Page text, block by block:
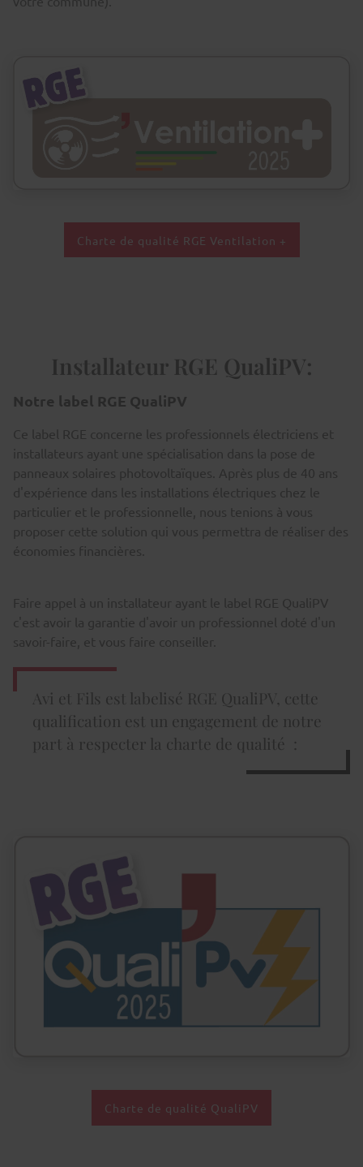
Charte de qualité RGE Ventilation +
Installateur RGE QualiPV:
Notre label RGE QualiPV
Ce label RGE concerne les professionnels électriciens et
installateurs ayant une spécialisation dans la pose de
panneaux solaires photovoltaïques. Après plus de 40 ans
d'expérience dans les installations électriques chez le
particulier et le professionnelle, nous tenions à vous
proposer cette solution qui vous permettra de réaliser des
économies financières.
Faire appel à un installateur ayant le label RGE QualiPV
c'est avoir la garantie d'avoir un professionnel doté d'un
savoir-faire, et vous faire conseiller.
Avi et Fils est labelisé RGE QualiPV, cette
qualification est un engagement de notre
part à respecter la charte de qualité :
Charte de qualité QualiPV